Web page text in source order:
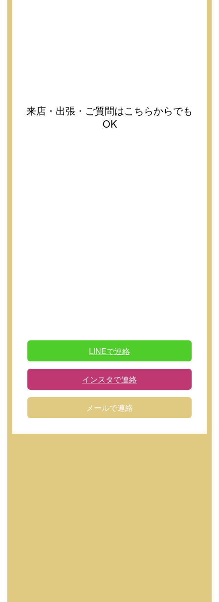
来店・出張・ご質問はこちらからでも
OK
LINEで連絡
インスタで連絡
メールで連絡